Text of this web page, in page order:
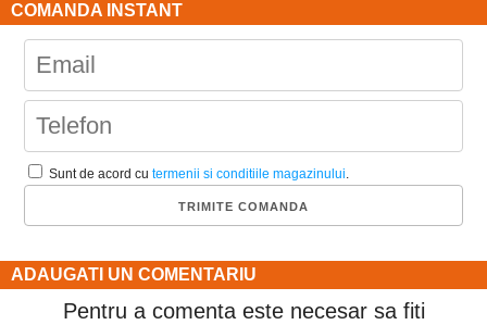
COMANDA INSTANT
Sunt de acord cutermenii si conditiile magazinului
ADAUGATI UN COMENTARIU
Pentru a comenta este necesar sa fiti